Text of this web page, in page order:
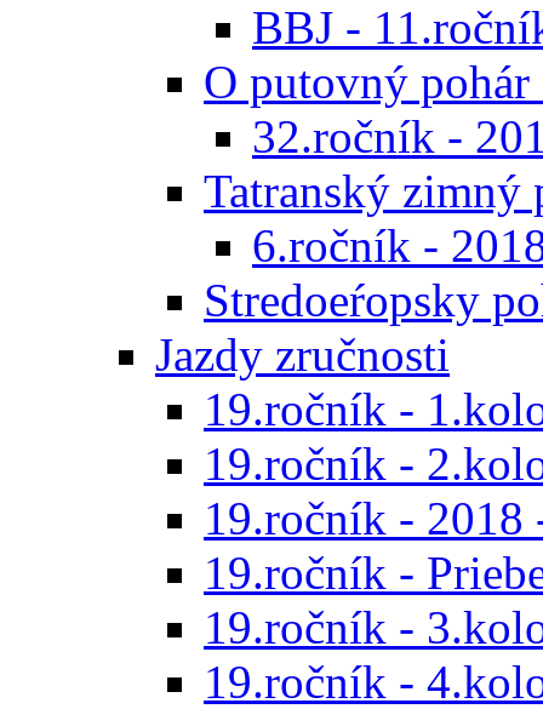
BBJ -
O putovný
32.ročník -
Tatranský zimný
6.ročník -
Stredoeŕopsky
Jazdy zručnosti
19.ročník -
19.ročník -
19.ročník - 2018
19.ročník -
19.ročník -
19.ročník -